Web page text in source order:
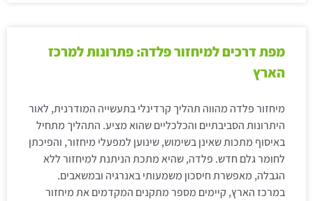
מפת דרכים למיחזור פלדה: פתרונות למרכז
הארץ
מיחזור פלדה מהווה תהליך קרדינלי בתעשייה המודרנית, לאור
היתרונות הסביבתיים והכלכליים שהוא מציע. התהליך מתחיל
באיסוף מתכות שאינן בשימוש, שינוען למפעלי מיחזור, והפיכתן
לחומר גלם חדש. פלדה, שהיא מתכת הניתנת למיחזור ללא
הגבלה, מאפשרת חיסכון משמעותי באנרגיה ובמשאבים.
במרכז הארץ, קיימים מספר מתקנים המקדמים את מיחזור